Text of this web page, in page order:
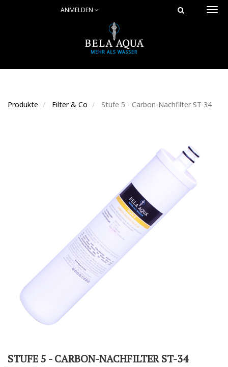
ANMELDEN
Produkte Filter & Co Stufe 5 - Carbon-Nachfilter ST-34
STUFE 5 - CARBON-NACHFILTER ST-34